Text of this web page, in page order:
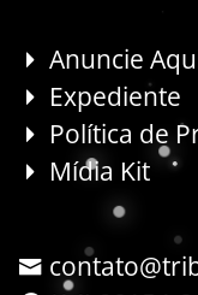
Anuncie
Expediente
Política de
Mídia Kit